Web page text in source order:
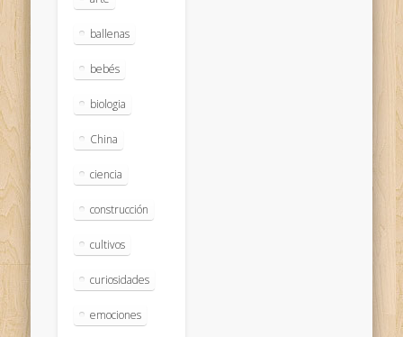
ballenas
bebés
biologia
China
ciencia
construcción
cultivos
curiosidades
emociones